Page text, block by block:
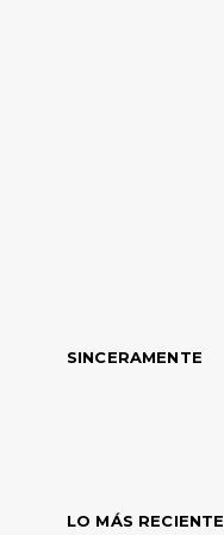
SINCERAMENTE
LO MÁS RECIENTE